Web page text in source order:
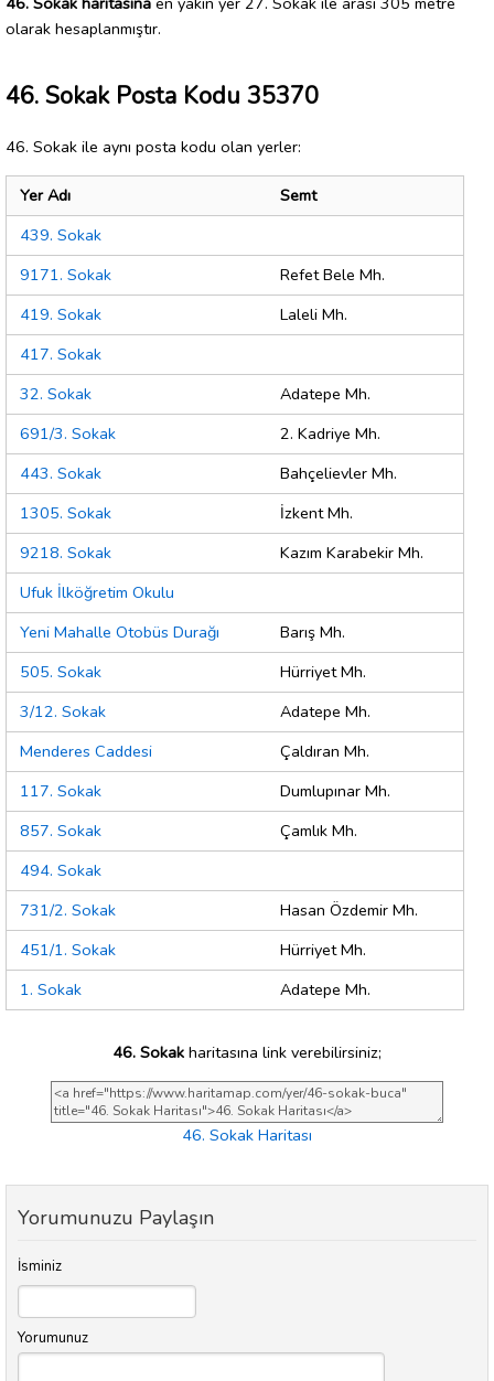
olarak hesaplanmıştır.
46. Sokak Posta Kodu 35370
46. Sokak ile aynı posta kodu olan yerler:
Yer Adı
Semt
439. Sokak
9171. Sokak
Refet Bele Mh.
419. Sokak
Laleli Mh.
417. Sokak
32. Sokak
Adatepe Mh.
691/3. Sokak
2. Kadriye Mh.
443. Sokak
Bahçelievler Mh.
1305. Sokak
İzkent Mh.
9218. Sokak
Kazım Karabekir Mh.
Ufuk İlköğretim Okulu
Yeni Mahalle Otobüs Durağı
Barış Mh.
505. Sokak
Hürriyet Mh.
3/12. Sokak
Adatepe Mh.
Menderes Caddesi
Çaldıran Mh.
117. Sokak
Dumlupınar Mh.
857. Sokak
Çamlık Mh.
494. Sokak
731/2. Sokak
Hasan Özdemir Mh.
451/1. Sokak
Hürriyet Mh.
1. Sokak
Adatepe Mh.
46. Sokak haritasına link verebilirsiniz;
46. Sokak Haritası
Yorumunuzu Paylaşın
İsminiz
Yorumunuz